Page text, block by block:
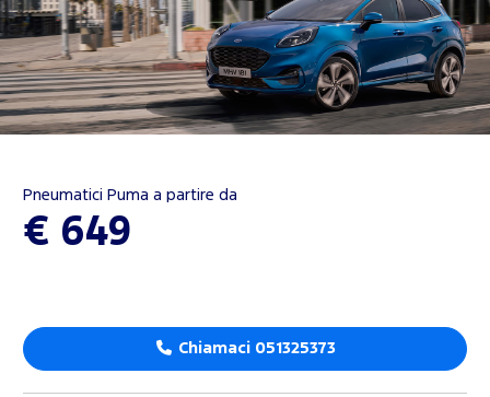
Pneumatici Puma a partire da
€ 649
Chiamaci 051325373